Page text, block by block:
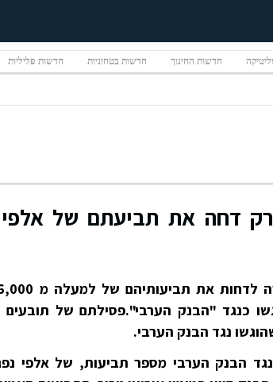
חדשות החינוך חדשות בטחוניות חדשות פליליות
דחה את תביעתם של אלפי
כנגד "הבנק הערבי".פסילתם של
הבנק הערבי מספר תביעות, של אלפי